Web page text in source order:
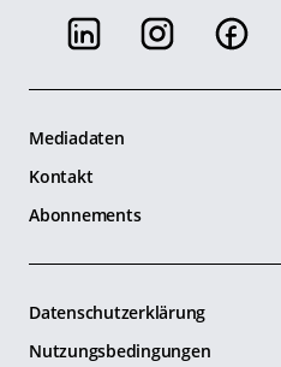
Mediadaten
Kontakt
Abonnements
Datenschutzerklärung
Nutzungsbedingungen